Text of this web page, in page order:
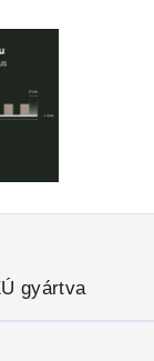
gyártva